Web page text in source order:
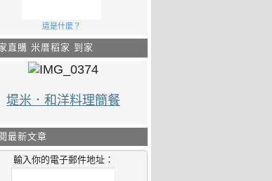
這是什麼？
直購 米厝稻家 到家
堤米．和洋料理簡餐
最新文章
輸入你的電子郵件地址：